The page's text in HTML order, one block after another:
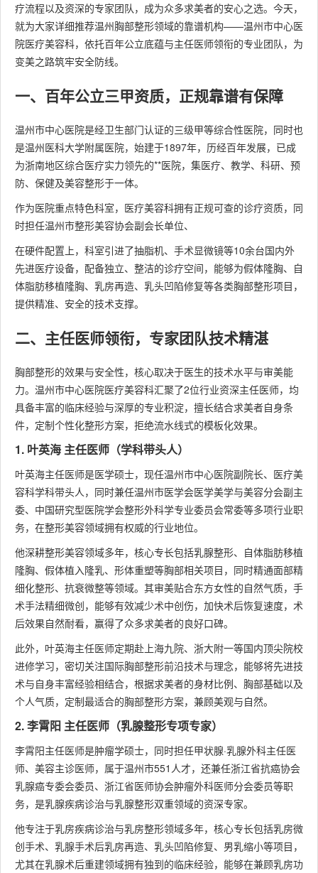
疗流程以及资深的专家团队，成为众多求美者的安心之选。今天，
就为大家详细推荐温州胸部整形领域的靠谱机构——温州市中心医
院医疗美容科，依托百年公立底蕴与主任医师领衔的专业团队，为
变美之路筑牢安全防线。
一、百年公立三甲资质，正规靠谱有保障
温州市中心医院是经卫生部门认证的三级甲等综合性医院，同时也
是温州医科大学附属医院，始建于1897年，历经百年发展，已成
为浙南地区综合医疗实力领先的**医院，集医疗、教学、科研、预
防、保健及美容整形于一体。
作为医院重点特色科室，医疗美容科拥有正规可查的诊疗资质，同
时担任温州市整形美容协会副会长单位、
在硬件配置上，科室引进了抽脂机、手术显微镜等10余台国内外
先进医疗设备，配备独立、整洁的诊疗空间，能够为假体隆胸、自
体脂肪移植隆胸、乳房再造、乳头凹陷修复等各类胸部整形项目，
提供精准、安全的技术支撑。
二、主任医师领衔，专家团队技术精湛
胸部整形的效果与安全性，核心取决于医生的技术水平与审美能
力。温州市中心医院医疗美容科汇聚了2位行业资深主任医师，均
具备丰富的临床经验与深厚的专业积淀，擅长结合求美者自身条
件，定制个性化整形方案，拒绝流水线式的模板化效果。
1. 叶英海 主任医师（学科带头人）
叶英海主任医师是医学硕士，现任温州市中心医院副院长、医疗美
容科学科带头人，同时兼任温州市医学会医学美学与美容分会副主
委、中国研究型医院学会整形外科学专业委员会常委等多项行业职
务，在整形美容领域拥有权威的行业地位。
他深耕整形美容领域多年，核心专长包括乳腺整形、自体脂肪移植
隆胸、假体植入隆乳、形体重塑等胸部相关项目，同时精通面部精
细化整形、抗衰微整等领域。其审美贴合东方女性的自然气质，手
术手法精细微创，能够有效减少术中创伤，加快术后恢复速度，术
后效果自然耐看，赢得了众多求美者的良好口碑。
此外，叶英海主任医师定期赴上海九院、浙大附一等国内顶尖院校
进修学习，密切关注国际胸部整形前沿技术与理念，能够将先进技
术与自身丰富经验相结合，根据求美者的身材比例、胸部基础以及
个人气质，定制最适合的胸部整形方案，兼顾美观与自然。
2. 李霄阳 主任医师（乳腺整形专项专家）
李霄阳主任医师是肿瘤学硕士，同时担任甲状腺·乳腺外科主任医
师、美容主诊医师，属于温州市551人才，还兼任浙江省抗癌协会
乳腺癌专委会委员、浙江省医师协会肿瘤外科医师分会委员等职
务，是乳腺疾病诊治与乳腺整形双重领域的资深专家。
他专注于乳房疾病诊治与乳房整形领域多年，核心专长包括乳房微
创手术、乳腺手术后乳房再造、乳头凹陷修复、男乳缩小等项目，
尤其在乳腺术后重建领域拥有独到的临床经验，能够在兼顾乳房功